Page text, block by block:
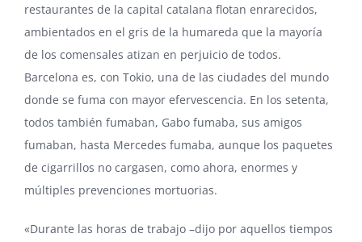
restaurantes de la capital catalana flotan enrarecidos,
ambientados en el gris de la humareda que la mayoría
de los comensales atizan en perjuicio de todos.
Barcelona es, con Tokio, una de las ciudades del mundo
donde se fuma con mayor efervescencia. En los setenta,
todos también fumaban, Gabo fumaba, sus amigos
fumaban, hasta Mercedes fumaba, aunque los paquetes
de cigarrillos no cargasen, como ahora, enormes y
múltiples prevenciones mortuorias.
«Durante las horas de trabajo –dijo por aquellos tiempos